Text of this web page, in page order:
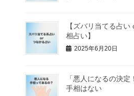
【ズバリ当てる占
相占い】
2025年6月20日
「悪人になるの決定
手相はない